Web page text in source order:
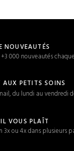
NOUVEAUTÉS
000 nouveautés
AUX PETITS SOINS
du lundi au vendredi
VOUS PLAÎT
3x ou 4x dans plusieurs